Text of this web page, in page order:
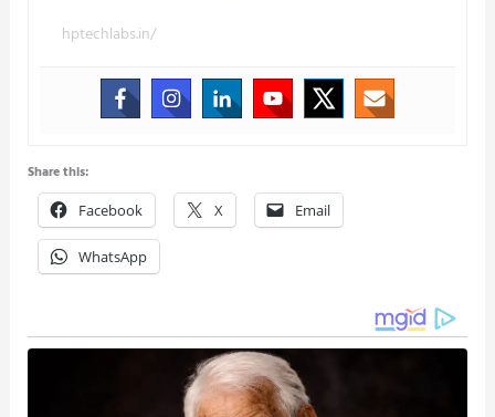
hptechlabs.in/
Share this:
Facebook X Email
WhatsApp